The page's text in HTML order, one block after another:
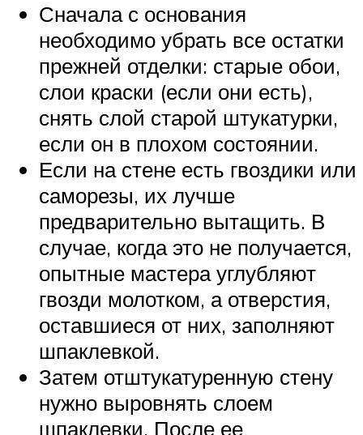
Сначала с основания
необходимо убрать все остатки
прежней отделки: старые обои,
слои краски (если они есть),
снять слой старой штукатурки,
если он в плохом состоянии.
Если на стене есть гвоздики или
саморезы, их лучше
предварительно вытащить. В
случае, когда это не получается,
опытные мастера углубляют
гвозди молотком, а отверстия,
оставшиеся от них, заполняют
шпаклевкой.
Затем отштукатуренную стену
нужно выровнять слоем
шпаклевки. После ее